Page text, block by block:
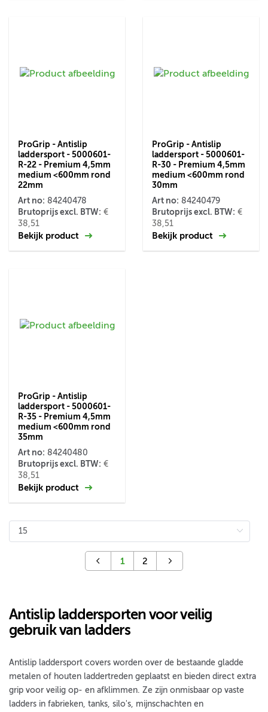
ProGrip - Antislip
laddersport - 5000601-
R-22 - Premium 4,5mm
medium <600mm rond
22mm
Art no: 84240478
Brutoprijs excl. BTW: €
38,51
Bekijk product
ProGrip - Antislip
laddersport - 5000601-
R-30 - Premium 4,5mm
medium <600mm rond
30mm
Art no: 84240479
Brutoprijs excl. BTW: €
38,51
Bekijk product
ProGrip - Antislip
laddersport - 5000601-
R-35 - Premium 4,5mm
medium <600mm rond
35mm
Art no: 84240480
Brutoprijs excl. BTW: €
38,51
Bekijk product
1 2
Antislip laddersporten voor veilig
gebruik van ladders
Antislip laddersport covers worden over de bestaande gladde
metalen of houten laddertreden geplaatst en bieden direct extra
grip voor veilig op- en afklimmen. Ze zijn onmisbaar op vaste
ladders in fabrieken, tanks, silo's, mijnschachten en